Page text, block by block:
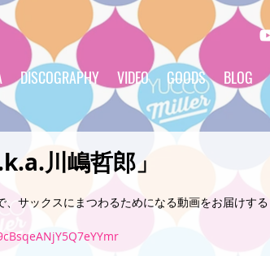
DISCOGRAPHY VIDEO GOODS BLOG
川嶋哲郎」
サックスにまつわるためになる動画をお届けする